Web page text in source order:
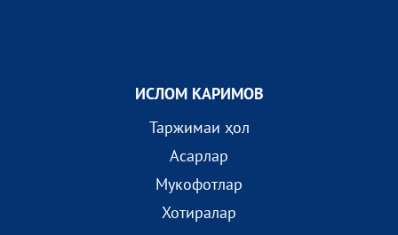
ИСЛОМ КАРИМОВ
Таржимаи ҳол
Асарлар
Мукофотлар
Хотиралар